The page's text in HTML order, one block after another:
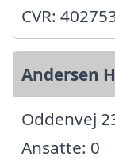
CVR:
Andersen
Oddenvej
Ansatte: 0